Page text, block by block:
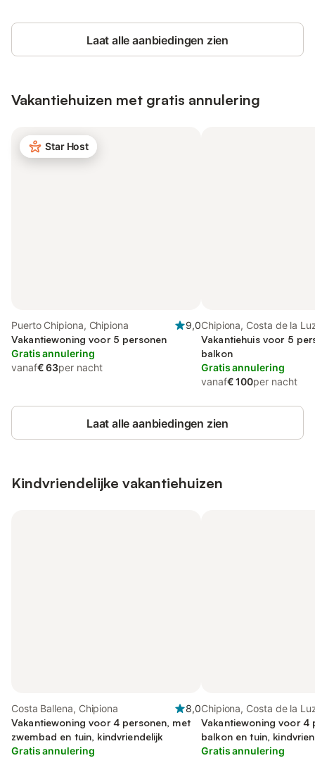
Laat alle aanbiedingen zien
Vakantiehuizen met gratis annulering
Star Host
Puerto Chipiona, Chipiona
9,0
Vakantiewoning voor 5 personen
Gratis annulering
vanaf€ 63per nacht
Chipiona, Costa de la
Vakantiehuis voor 5
balkon
Gratis annulering
vanaf€ 100per nacht
Laat alle aanbiedingen zien
Kindvriendelijke vakantiehuizen
Costa Ballena, Chipiona
8,0
Vakantiewoning voor 4 personen, met
zwembad en tuin, kindvriendelijk
Gratis annulering
Chipiona, Costa de la
Vakantiewoning voor 4
balkon en tuin,
Gratis annulering